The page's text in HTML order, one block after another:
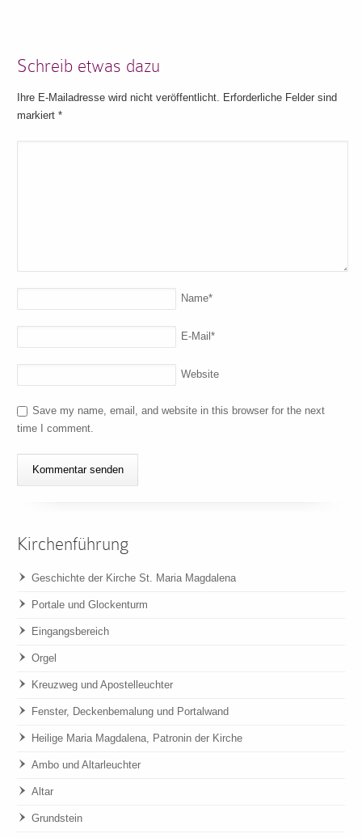
Schreib etwas dazu
Ihre E-Mailadresse wird nicht veröffentlicht. Erforderliche Felder sind
markiert*
Name*
E-Mail*
Website
Save my name, email, and website in this browser for the next
time I comment.
Kirchenführung
Geschichte der Kirche St. Maria Magdalena
Portale und Glockenturm
Eingangsbereich
Orgel
Kreuzweg und Apostelleuchter
Fenster, Deckenbemalung und Portalwand
Heilige Maria Magdalena, Patronin der Kirche
Ambo und Altarleuchter
Altar
Grundstein